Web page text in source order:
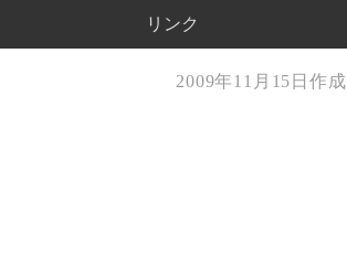
リンク
2009年11月15日作成